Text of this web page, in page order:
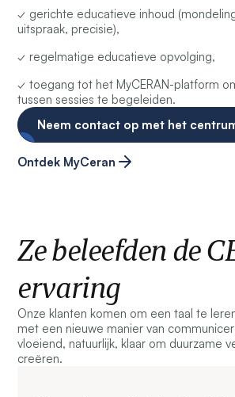
✓ gerichte educatieve inhoud
uitspraak, precisie),
✓ regelmatige educatieve opvolging,
✓ toegang tot het MyCERAN-platform
tussen sessies te begeleiden.
Neem contact op met het
Ontdek MyCeran
Ze beleefden de
ervaring
Onze klanten komen om een taal te
met een nieuwe manier van
vloeiend, natuurlijk, klaar om duurzame
creëren.